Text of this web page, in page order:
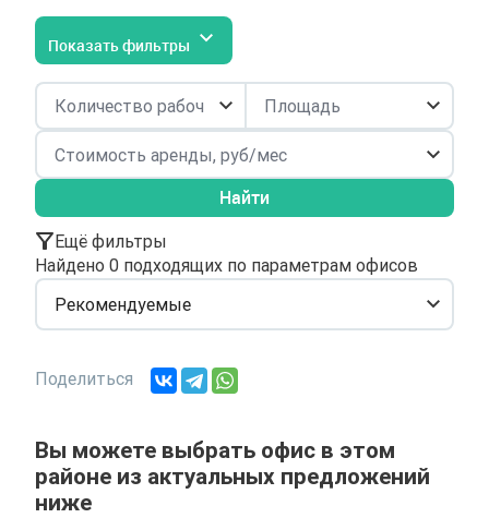
Показать фильтры
Найти
Ещё фильтры
Найдено 0 подходящих по параметрам офисов
Рекомендуемые
Поделиться
Вы можете выбрать офис в этом
районе из актуальных предложений
ниже